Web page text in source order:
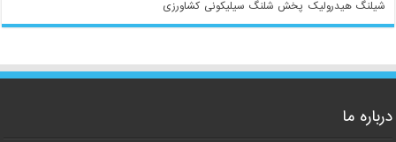
شیلنگ هیدرولیک پخش شلنگ سیلیکونی کشاورزی
درباره ما